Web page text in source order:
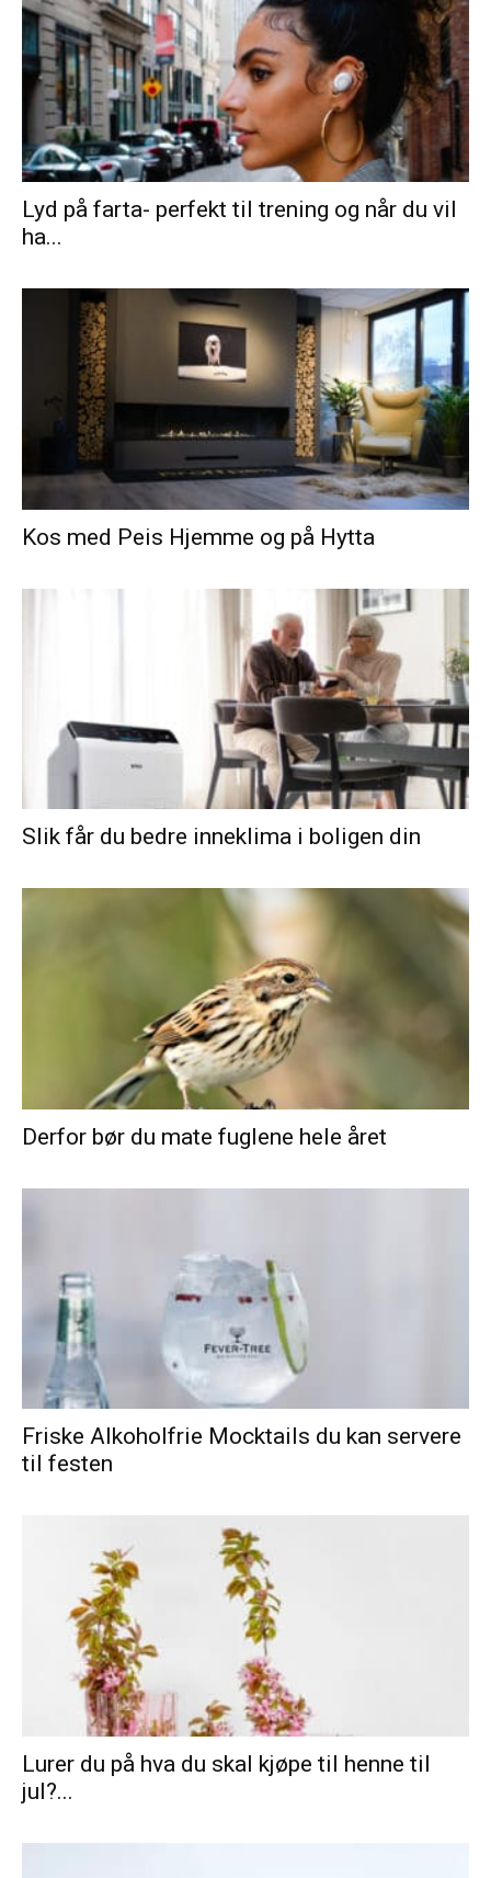
Lyd på farta- perfekt til trening og når du vil
ha...
Kos med Peis Hjemme og på Hytta
Slik får du bedre inneklima i boligen din
Derfor bør du mate fuglene hele året
Friske Alkoholfrie Mocktails du kan servere
til festen
Lurer du på hva du skal kjøpe til henne til
jul?...